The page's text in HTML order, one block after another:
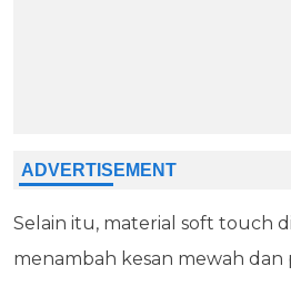
Selain itu, material soft touch
menambah kesan mewah dan